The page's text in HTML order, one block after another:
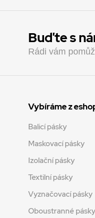
Buďte s
Rádi vám
Vybíráme z
Balicí pásky
Maskovací pásky
Izolační pásky
Textilní pásky
Vyznačovací pásky
Oboustranné pásky